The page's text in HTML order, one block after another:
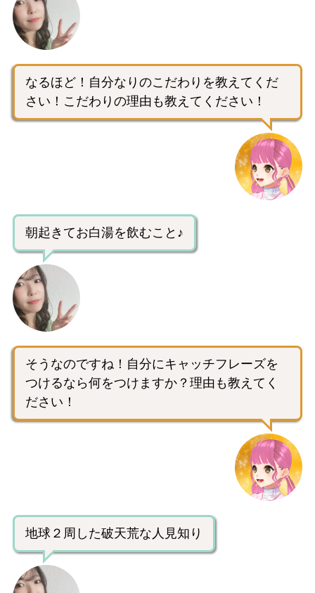
なるほど！自分なりのこだわりを教えてくだ
さい！こだわりの理由も教えてください！
朝起きてお白湯を飲むこと♪
そうなのですね！自分にキャッチフレーズを
つけるなら何をつけますか？理由も教えてく
ださい！
地球２周した破天荒な人見知り